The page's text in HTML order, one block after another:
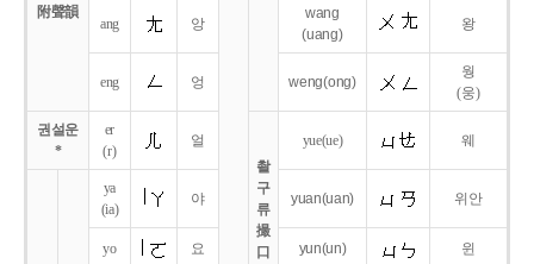
附聲韻
ang 앙
wang
(uang)
왕
eng 엉 weng(ong)
웡
(웅)
권설운
*
er
(r)
얼
촬
구
류
撮
口
yue(ue) 웨
ya
(ia)
야 yuan(uan) 위안
yo 요 yun(un) 윈